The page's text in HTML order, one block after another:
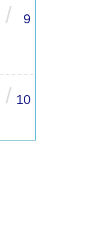
/ 9
/ 10